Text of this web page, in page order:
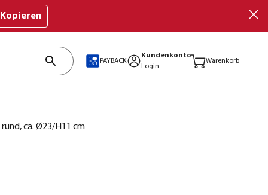
Kopieren
PAYBACK
Kundenkonto
Login
Warenkorb
rund, ca. Ø23/H11 cm